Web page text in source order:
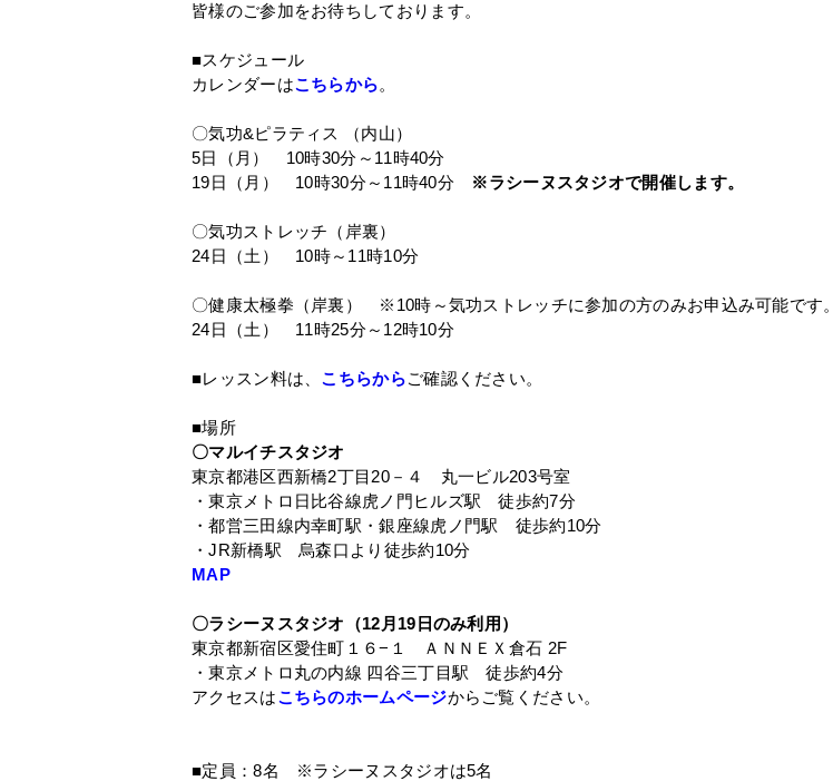
皆様のご参加をお待ちしております。
■スケジュール
カレンダーはこちらから。
〇気功&ピラティス （内山）
5日（月） 10時30分～11時40分
19日（月） 10時30分～11時40分 ※ラシーヌスタジオで開催します。
〇気功ストレッチ（岸裏）
24日（土） 10時～11時10分
〇健康太極拳（岸裏） ※10時～気功ストレッチに参加の方のみお申込み可能です。
24日（土） 11時25分～12時10分
■レッスン料は、 こちらからご確認ください。
■場所
〇マルイチスタジオ
東京都港区西新橋2丁目20－４ 丸一ビル203号室
・東京メトロ日比谷線虎ノ門ヒルズ駅 徒歩約7分
・都営三田線内幸町駅・銀座線虎ノ門駅 徒歩約10分
・JR新橋駅 烏森口より徒歩約10分
MAP
〇ラシーヌスタジオ（12月19日のみ利用）
東京都新宿区愛住町１６−１ ＡＮＮＥＸ倉石 2F
・東京メトロ丸の内線 四谷三丁目駅 徒歩約4分
アクセスはこちらのホームページからご覧ください。
■定員：8名 ※ラシーヌスタジオは5名